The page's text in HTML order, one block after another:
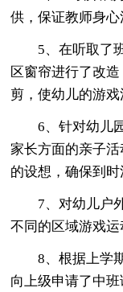
供，保证教师身心
5、在听取了
区窗帘进行了改
剪，使幼儿的游戏
6、针对幼儿
家长方面的亲子
的设想，确保到时
7、对幼儿户
不同的区域游戏运
8、根据上学
向上级申请了中